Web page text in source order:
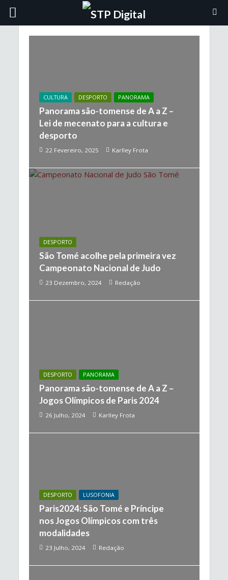
CULTURA DESPORTO PANORAMA
Panorama são-tomense de A a Z –
Lei de mecenato para a cultura e
desporto
22 Fevereiro, 2025 Karlley Frota
DESPORTO
São Tomé acolhe pela primeira vez
Campeonato Nacional de Judo
23 Dezembro, 2024 Redação
DESPORTO PANORAMA
Panorama são-tomense de A a Z –
Jogos Olímpicos de Paris 2024
26 Julho, 2024 Karlley Frota
DESPORTO LUSOFONIA
Paris2024: São Tomé e Príncipe
nos Jogos Olímpicos com três
modalidades
23 Julho, 2024 Redação